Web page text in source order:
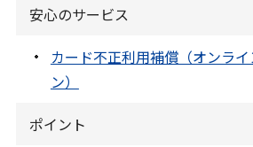
安心のサービス
カード不正利用補償（オンラ
ン）
ポイント